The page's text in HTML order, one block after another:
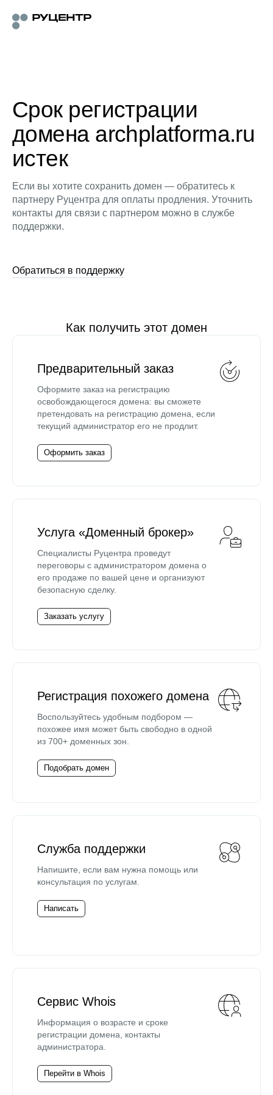
Срок регистрации
домена archplatforma.ru
истек
Если вы хотите сохранить домен — обратитесь к
партнеру Руцентра для оплаты продления. Уточнить
контакты для связи с партнером можно в службе
поддержки.
Обратиться в поддержку
Как получить этот домен
Предварительный заказ
Оформите заказ на регистрацию
освобождающегося домена: вы сможете
претендовать на регистрацию домена, если
текущий администратор его не продлит.
Оформить заказ
Услуга «Доменный брокер»
Специалисты Руцентра проведут
переговоры с администратором домена о
его продаже по вашей цене и организуют
безопасную сделку.
Заказать услугу
Регистрация похожего домена
Воспользуйтесь удобным подбором —
похожее имя может быть свободно в одной
из 700+ доменных зон.
Подобрать домен
Служба поддержки
Напишите, если вам нужна помощь или
консультация по услугам.
Написать
Сервис Whois
Информация о возрасте и сроке
регистрации домена, контакты
администратора.
Перейти в Whois